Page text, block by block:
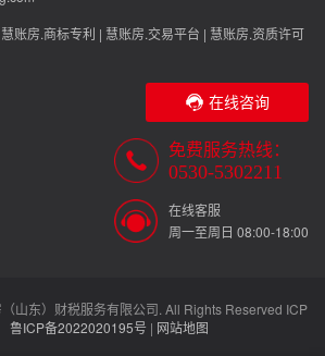
账房.商标专利 | 慧账房.交易平台 | 慧账房.资质许可
在线咨询
免费服务热线：
0530-5302211
在线客服
周一至周日 08:00-18:00
山东）财税服务有限公司. All Rights Reserved ICP
鲁ICP备2022020195号 | 网站地图